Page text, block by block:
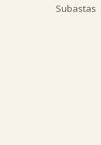
Subastas